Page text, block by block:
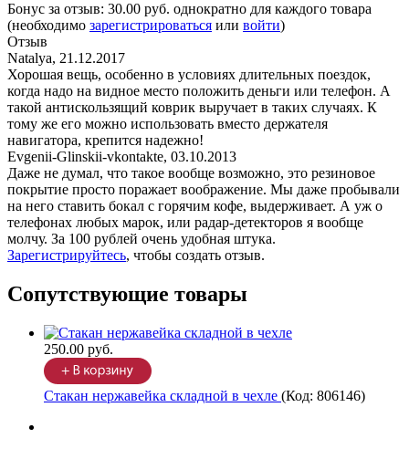
Бонус за отзыв: 30.00 руб. однократно для каждого товара
(необходимо зарегистрироваться или войти)
Отзыв
Natalya, 21.12.2017
Хорошая вещь, особенно в условиях длительных поездок,
когда надо на видное место положить деньги или телефон. А
такой антискользящий коврик выручает в таких случаях. К
тому же его можно использовать вместо держателя
навигатора, крепится надежно!
Evgenii-Glinskii-vkontakte, 03.10.2013
Даже не думал, что такое вообще возможно, это резиновое
покрытие просто поражает воображение. Мы даже пробывали
на него ставить бокал с горячим кофе, выдерживает. А уж о
телефонах любых марок, или радар-детекторов я вообще
молчу. За 100 рублей очень удобная штука.
Зарегистрируйтесь, чтобы создать отзыв.
Сопутствующие товары
250.00 руб.
Стакан нержавейка складной в чехле (Код: 806146)